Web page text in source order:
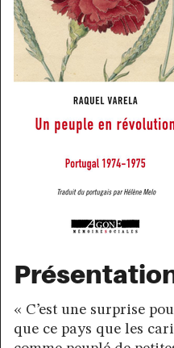
« C’est une surprise
que ce pays que les